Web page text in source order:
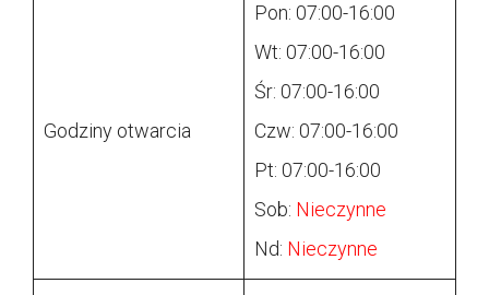
Godziny otwarcia
Pon: 07:00-16:00
Wt: 07:00-16:00
Śr: 07:00-16:00
Czw: 07:00-16:00
Pt: 07:00-16:00
Sob: Nieczynne
Nd: Nieczynne